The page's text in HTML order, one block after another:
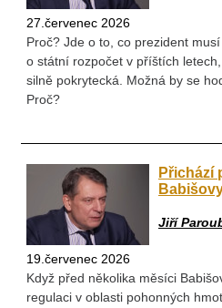
27.červenec 2026
Proč? Jde o to, co prezident
o státní rozpočet v příštích
silně pokrytecká. Možná by se
Proč?
Přichází
Jiří
19.červenec 2026
Když před několika měsíci
regulaci v oblasti pohonných